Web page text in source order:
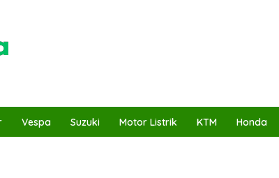
Vespa Suzuki Motor Listrik KTM Honda